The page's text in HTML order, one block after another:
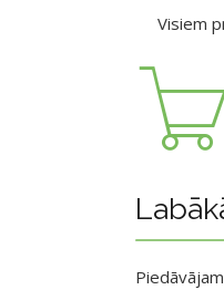
Visiem